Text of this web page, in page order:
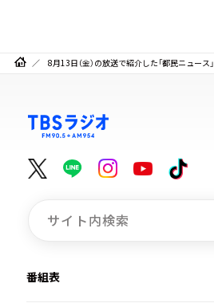
8月13日（金）の放送で紹介した「都民ニュース」
番組表